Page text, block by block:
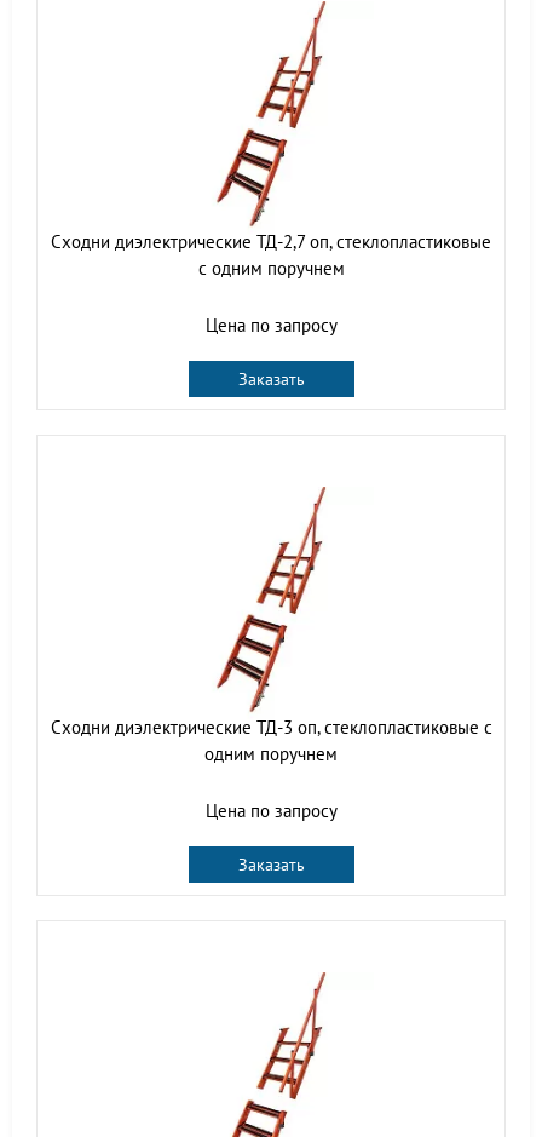
Сходни диэлектрические ТД-2,7 оп, стеклопластиковые
с одним поручнем
Цена по запросу
Заказать
Сходни диэлектрические ТД-3 оп, стеклопластиковые с
одним поручнем
Цена по запросу
Заказать